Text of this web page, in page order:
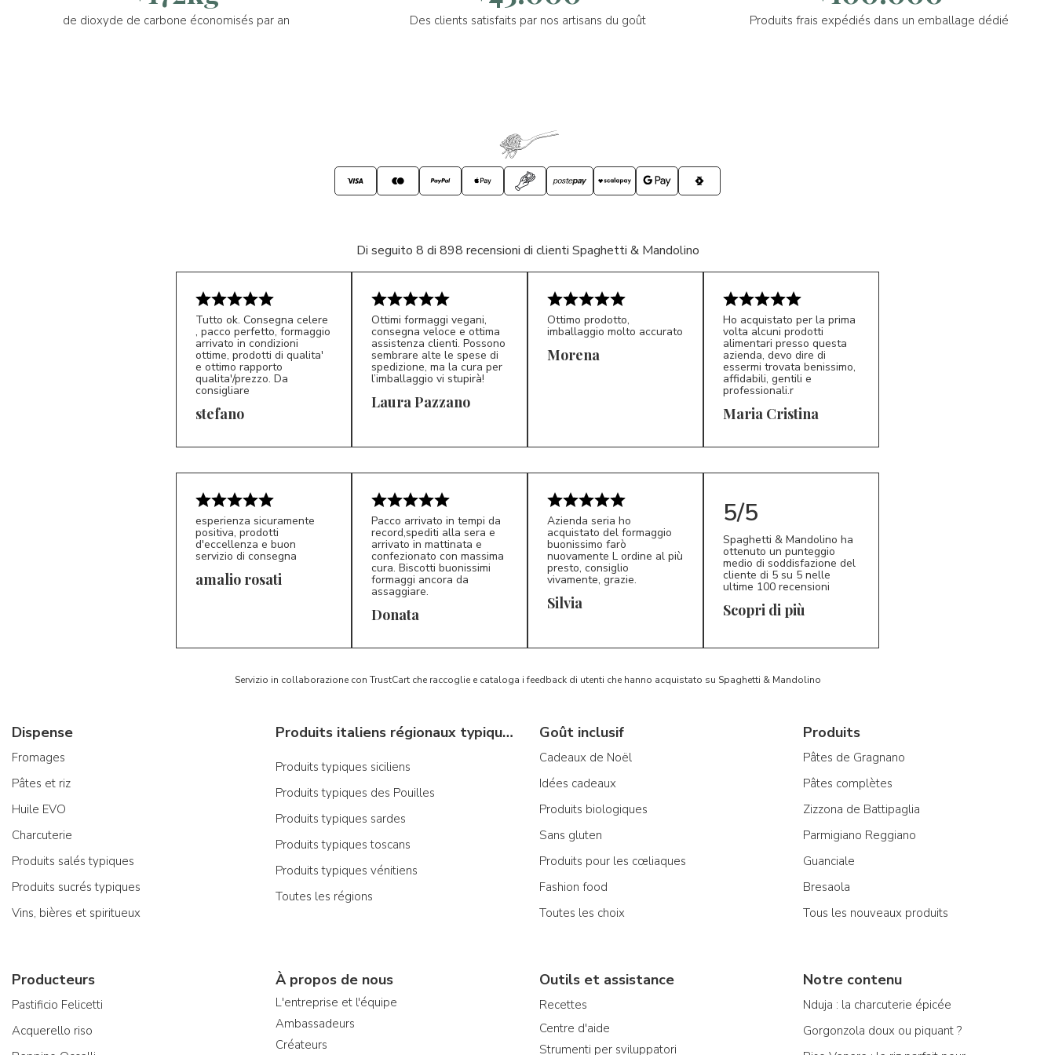
de dioxyde de carbone économisés par an Des clients satisfaits par nos artisans du goût Produits frais expédiés dans un emballage dédié
Di seguito 8 di 898 recensioni di clienti Spaghetti & Mandolino
S*
Tutto ok. Consegna celere
, pacco perfetto, formaggio
arrivato in condizioni
ottime, prodotti di qualita'
e ottimo rapporto
qualita'/prezzo. Da
consigliare
stefano LP 5/5
Ottimi formaggi vegani,
consegna veloce e ottima
assistenza clienti. Possono
sembrare alte le spese di
spedizione, ma la cura per
l’imballaggio vi stupirà!
Laura Pazzano
Ottimo prodotto,
imballaggio molto accurato
Morena
MC 5/5
Ho acquistato per la prima
volta alcuni prodotti
alimentari presso questa
azienda, devo dire di
essermi trovata benissimo,
affidabili, gentili e
professionali.r
Maria Cristina
esperienza sicuramente
positiva, prodotti
d'eccellenza e buon
servizio di consegna
amalio rosati
D*
Pacco arrivato in tempi da
record,spediti alla sera e
arrivato in mattinata e
confezionato con massima
cura. Biscotti buonissimi
formaggi ancora da
assaggiare.
Donata S*
Azienda seria ho
acquistato del formaggio
buonissimo farò
nuovamente L ordine al più
presto, consiglio
vivamente, grazie.
Silvia
5/5
Spaghetti & Mandolino ha
ottenuto un punteggio
medio di soddisfazione del
cliente di 5 su 5 nelle
ultime 100 recensioni
Scopri di più
Servizio in collaborazione con TrustCart che raccoglie e cataloga i feedback di utenti che hanno acquistato su Spaghetti & Mandolino
Dispense
Fromages
Pâtes et riz
Huile EVO
Charcuterie
Produits salés typiques
Produits sucrés typiques
Vins, bières et spiritueux
Produits italiens régionaux typiques
Produits typiques siciliens
Produits typiques des Pouilles
Produits typiques sardes
Produits typiques toscans
Produits typiques vénitiens
Toutes les régions
Goût inclusif
Cadeaux de Noël
Idées cadeaux
Produits biologiques
Sans gluten
Produits pour les cœliaques
Fashion food
Toutes les choix
Produits
Pâtes de Gragnano
Pâtes complètes
Zizzona de Battipaglia
Parmigiano Reggiano
Guanciale
Bresaola
Tous les nouveaux produits
Producteurs
Pastificio Felicetti
Acquerello riso
À propos de nous
L'entreprise et l'équipe
Ambassadeurs
Créateurs
Outils et assistance
Recettes
Centre d'aide
Strumenti per sviluppatori
Notre contenu
Nduja : la charcuterie épicée
Gorgonzola doux ou piquant ?